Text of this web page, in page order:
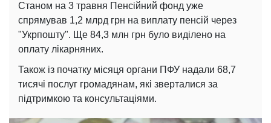
Станом на 3 травня Пенсійний фонд уже
спрямував 1,2 млрд грн на виплату пенсій через
"Укрпошту". Ще 84,3 млн грн було виділено на
оплату лікарняних.
Також із початку місяця органи ПФУ надали 68,7
тисячі послуг громадянам, які зверталися за
підтримкою та консультаціями.